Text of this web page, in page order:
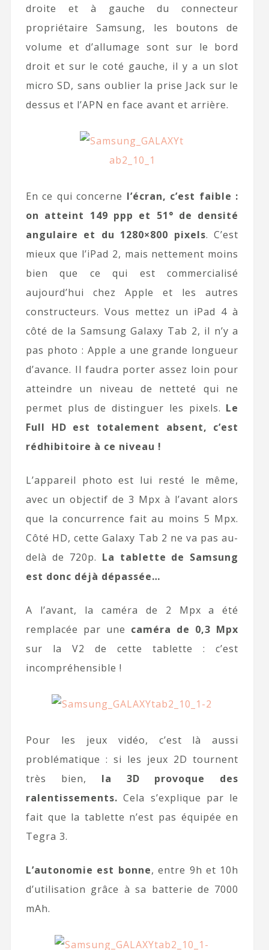
droite et à gauche du connecteur
propriétaire Samsung, les boutons de
volume et d’allumage sont sur le bord
droit et sur le coté gauche, il y a un slot
micro SD, sans oublier la prise Jack sur le
dessus et l’APN en face avant et arrière.
En ce qui concerne l’écran, c’est faible :
on atteint 149 ppp et 51° de densité
angulaire et du 1280×800 pixels. C’est
mieux que l’iPad 2, mais nettement moins
bien que ce qui est commercialisé
aujourd’hui chez Apple et les autres
constructeurs. Vous mettez un iPad 4 à
côté de la Samsung Galaxy Tab 2, il n’y a
pas photo : Apple a une grande longueur
d’avance. Il faudra porter assez loin pour
atteindre un niveau de netteté qui ne
permet plus de distinguer les pixels. Le
Full HD est totalement absent, c’est
rédhibitoire à ce niveau !
L’appareil photo est lui resté le même,
avec un objectif de 3 Mpx à l’avant alors
que la concurrence fait au moins 5 Mpx.
Côté HD, cette Galaxy Tab 2 ne va pas au-
delà de 720p. La tablette de Samsung
est donc déjà dépassée…
A l’avant, la caméra de 2 Mpx a été
remplacée par une caméra de 0,3 Mpx
sur la V2 de cette tablette : c’est
incompréhensible !
Pour les jeux vidéo, c’est là aussi
problématique : si les jeux 2D tournent
très bien, la 3D provoque des
ralentissements.Cela s’explique par le
fait que la tablette n’est pas équipée en
Tegra 3.
L’autonomie est bonne, entre 9h et 10h
d’utilisation grâce à sa batterie de 7000
mAh.